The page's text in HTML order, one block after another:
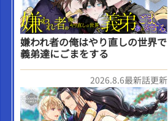
嫌われ者の俺はやり直しの世界で
義弟達にごまをする
2026.8.6最新話更新